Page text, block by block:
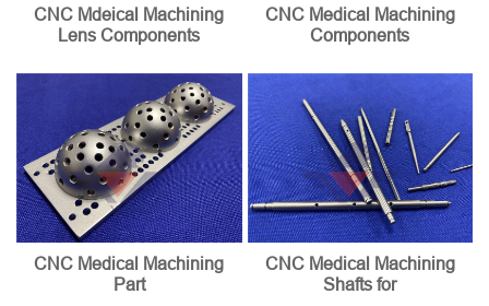
CNC Mdeical Machining
Lens Components
CNC Medical Machining
Components
CNC Medical Machining
Part
CNC Medical Machining
Shafts for